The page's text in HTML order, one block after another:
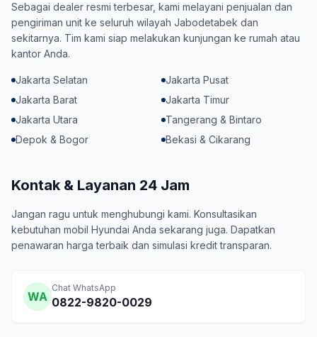
Sebagai dealer resmi terbesar, kami melayani penjualan dan
pengiriman unit ke seluruh wilayah Jabodetabek dan
sekitarnya. Tim kami siap melakukan kunjungan ke rumah atau
kantor Anda.
Jakarta Selatan
Jakarta Pusat
Jakarta Barat
Jakarta Timur
Jakarta Utara
Tangerang & Bintaro
Depok & Bogor
Bekasi & Cikarang
Kontak & Layanan 24 Jam
Jangan ragu untuk menghubungi kami. Konsultasikan
kebutuhan mobil Hyundai Anda sekarang juga. Dapatkan
penawaran harga terbaik dan simulasi kredit transparan.
WA
Chat WhatsApp
0822-9820-0029